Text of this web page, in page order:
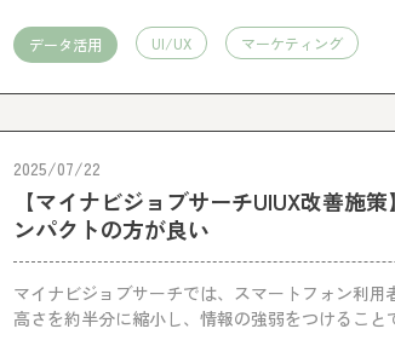
データ活用 UI/UX マーケティング
2025/07/22
【マイナビジョブサーチUIUX改善施
ンパクトの方が良い
マイナビジョブサーチでは、スマートフォン利用
高さを約半分に縮小し、情報の強弱をつけること